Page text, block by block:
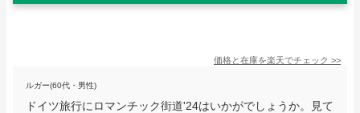
価格と在庫を楽天でチェック >>
ルガー(60代・男性)
ドイツ旅行にロマンチック街道'24はいかがでしょうか。見て